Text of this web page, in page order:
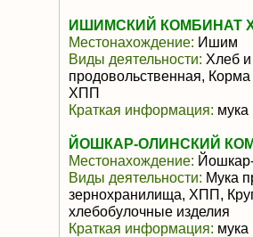
ИШИМСКИЙ КОМБИНАТ
Местонахождение: Ишим
Виды деятельности: Хлеб
продовольственная,
ХПП
Краткая информация:
ЙОШКАР-ОЛИНСКИЙ
Местонахождение:
Виды деятельности: Мука
зернохранилища, ХПП,
хлебобулочные изделия
Краткая информация: